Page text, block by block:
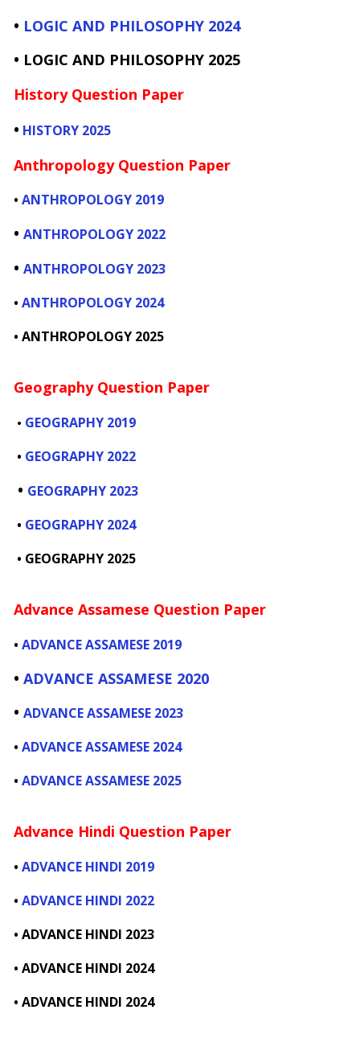
• LOGIC AND PHILOSOPHY 2024
• LOGIC AND PHILOSOPHY 2025
History Question Paper
• HISTORY 2025
Anthropology Question Paper
• ANTHROPOLOGY 2019
• ANTHROPOLOGY 2022
• ANTHROPOLOGY 2023
• ANTHROPOLOGY 2024
• ANTHROPOLOGY 2025
Geography Question Paper
• GEOGRAPHY 2019
• GEOGRAPHY 2022
• GEOGRAPHY 2023
• GEOGRAPHY 2024
• GEOGRAPHY 2025
Advance Assamese Question Paper
• ADVANCE ASSAMESE 2019
• ADVANCE ASSAMESE 2020
• ADVANCE ASSAMESE 2023
• ADVANCE ASSAMESE 2024
• ADVANCE ASSAMESE 2025
Advance Hindi Question Paper
• ADVANCE HINDI 2019
• ADVANCE HINDI 2022
• ADVANCE HINDI 2023
• ADVANCE HINDI 2024
• ADVANCE HINDI 2024